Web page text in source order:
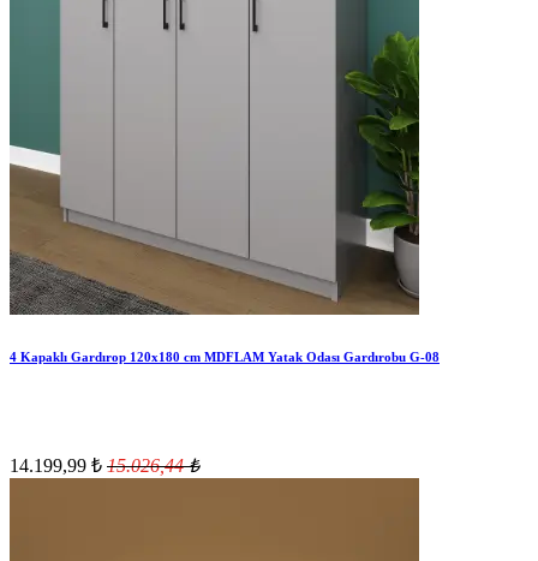
4 Kapaklı Gardırop 120x180 cm MDFLAM Yatak Odası Gardırobu G-08
14.199,99 ₺ 15.026,44₺